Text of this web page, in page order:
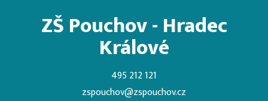
ZŠ Pouchov - Hradec
Králové
495 212 121
zspouchov@zspouchov.cz